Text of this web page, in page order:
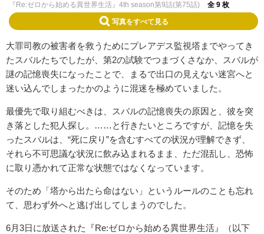
『Re:ゼロから始める異世界生活』4th season第9話(第75話) 全 9 枚
写真をすべて見る
大罪司教の被害者を救うためにプレアデス監視塔までやってき
たスバルたちでしたが、第2の試験でつまづくさなか、スバルが
謎の記憶喪失になったことで、まるで出口の見えない迷宮へと
迷い込んでしまったかのように混迷を極めていました。
最優先で取り組むべきは、スバルの記憶喪失の原因と、彼を突
き落とした犯人探し。……と行きたいところですが、記憶を失
ったスバルは、“死に戻り”を含むすべての状況が理解できず、
それら不可思議な状況に飲み込まれるまま、ただ混乱し、恐怖
に取り憑かれて正常な状態ではなくなっています。
そのため「塔から出たら命はない」というルールのことも忘れ
て、思わず外へと逃げ出してしまうのでした。
6月3日に放送された『Re:ゼロから始める異世界生活』（以下